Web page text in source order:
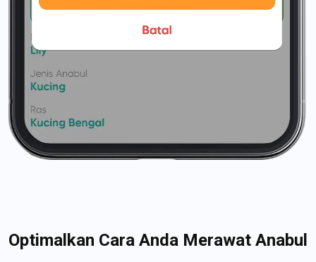
Optimalkan Cara Anda Merawat Anabul